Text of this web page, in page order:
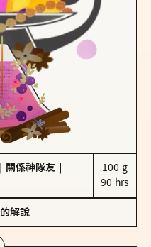
關係神隊友
100 g
90 hrs
的解說